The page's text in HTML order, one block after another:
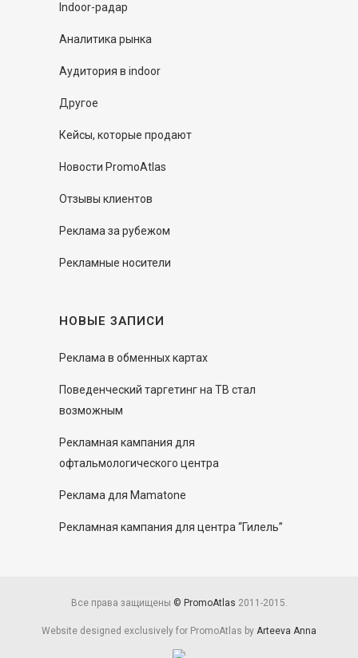
Indoor-радар
Аналитика рынка
Аудитория в indoor
Другое
Кейсы, которые продают
Новости PromoAtlas
Отзывы клиентов
Реклама за рубежом
Рекламные носители
НОВЫЕ ЗАПИСИ
Реклама в обменных картах
Поведенческий таргетинг на ТВ стал
возможным
Рекламная кампания для
офтальмологического центра
Реклама для Mamatone
Рекламная кампания для центра “Гилель”
Все права защищены © PromoAtlas 2011-2015.
Website designed exclusively for PromoAtlas by Arteeva Anna